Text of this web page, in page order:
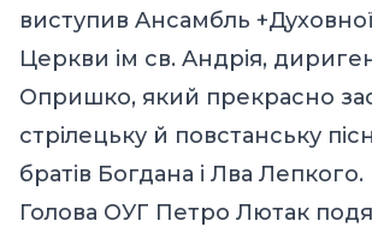
виступив Aнсамбль
Церкви ім св. Aндрія,
Опришко, який прекрасно
стрілецьку й повстанську
братів Богдана і Лва Лепкого.
Голова ОУГ Петро Лютак